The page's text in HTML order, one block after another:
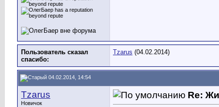
Пользователь сказал
cпасибо:
Tzarus (04.02.2014)
04.02.2014, 14:54
Tzarus
Новичок
Re: